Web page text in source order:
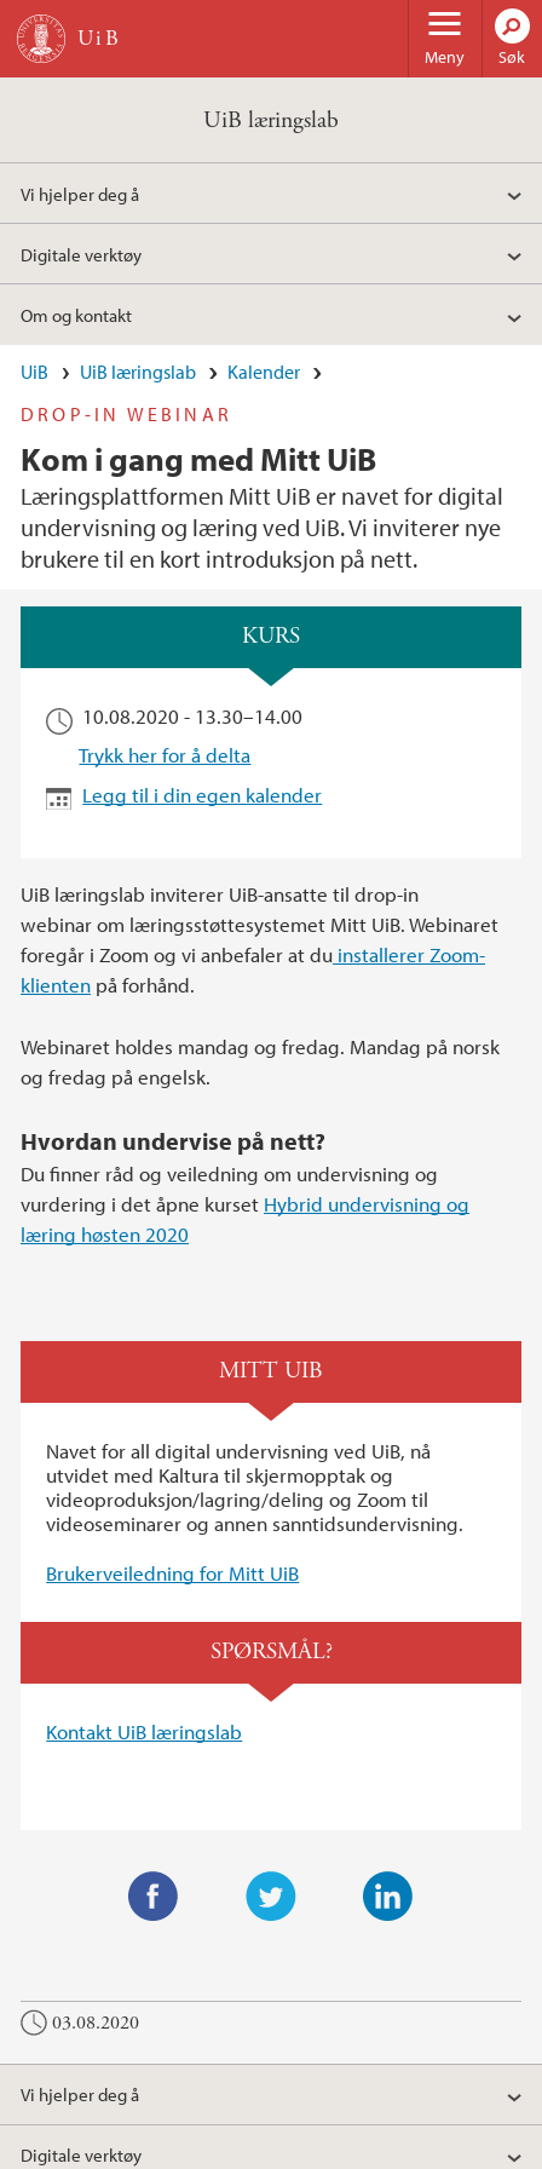
Hopp til hovedinnhold
Meny Søk
UiB læringslab
Vi hjelper deg å
Digitale verktøy
Om og kontakt
UiB UiB læringslab
Kalender
DROP-IN WEBINAR
Kom i gang med Mitt UiB
Læringsplattformen Mitt UiB er navet for digital
undervisning og læring ved UiB. Vi inviterer nye
brukere til en kort introduksjon på nett.
KURS
10.08.2020 - 13.30–14.00
Trykk her for å delta
Legg til i din egen kalender
UiB læringslab inviterer UiB-ansatte til drop-in
webinar om læringsstøttesystemet Mitt UiB. Webinaret
foregår i Zoom og vi anbefaler at du installerer Zoom-
klienten på forhånd.
Webinaret holdes mandag og fredag. Mandag på norsk
og fredag på engelsk.
Hvordan undervise på nett?
Du finner råd og veiledning om undervisning og
vurdering i det åpne kurset Hybrid undervisning og
læring høsten 2020
MITT UIB
Navet for all digital undervisning ved UiB, nå
utvidet med Kaltura til skjermopptak og
videoproduksjon/lagring/deling og Zoom til
videoseminarer og annen sanntidsundervisning.
Brukerveiledning for Mitt UiB
SPØRSMÅL?
Kontakt UiB læringslab
i
t
r
n
e
I
c
e
b
o
o
k
03.08.2020
Vi hjelper deg å
Digitale verktøy